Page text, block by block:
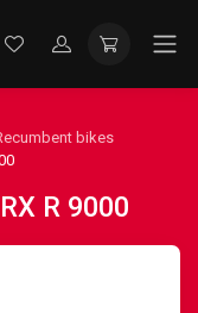
bikes
R 9000